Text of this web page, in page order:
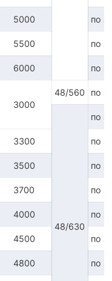
5000 по
5500 по
6000 по
3000
48/560 по
48/630
по
3300 по
3500 по
3700 по
4000 по
4500 по
4800 по